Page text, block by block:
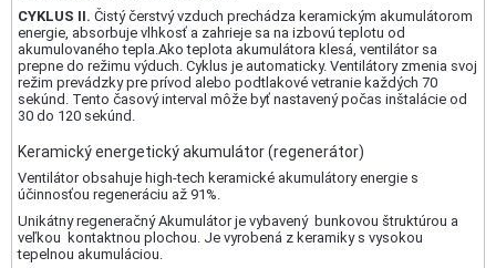
CYKLUS II. Čistý čerstvý vzduch prechádza keramickým akumulátorom
energie, absorbuje vlhkosť a zahrieje sa na izbovú teplotu od
akumulovaného tepla.Ako teplota akumulátora klesá, ventilátor sa
prepne do režimu výduch. Cyklus je automaticky. Ventilátory zmenia svoj
režim prevádzky pre prívod alebo podtlakové vetranie každých 70
sekúnd. Tento časový interval môže byť nastavený počas inštalácie od
30 do 120 sekúnd.
Keramický energetický akumulátor (regenerátor)
Ventilátor obsahuje high-tech keramické akumulátory energie s
účinnosťou regeneráciu až 91%.
Unikátny regeneračný Akumulátor je vybavený bunkovou štruktúrou a
veľkou kontaktnou plochou. Je vyrobená z keramiky s vysokou
tepelnou akumuláciou.